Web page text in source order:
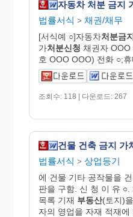
자동차 처분 금지
법률서식 > 채권/채무
[서식예 ○]자동차처분금
가처분신청 채권자
호 OOO OOO) 전화 ○;
조회수: 118 | 다운로드: 267
건물 건축 금지 가
법률서식 > 상업등기
에 건물 기타 공작물을
판을 구함. 신 청 이 유
목록 기재 부동산(토지)
자의 영업을 자재 적재